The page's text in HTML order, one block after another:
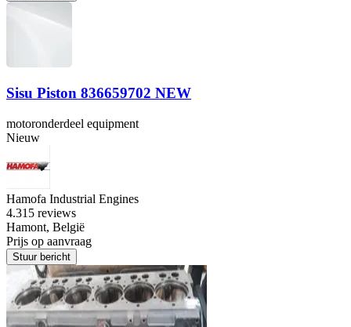
Sisu Piston 836659702 NEW
motoronderdeel equipment
Nieuw
Hamofa Industrial Engines
4.315 reviews
Hamont, België
Prijs op aanvraag
Stuur bericht